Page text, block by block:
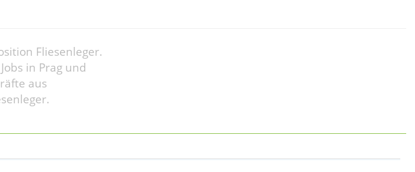
Fliesenleger.
in Prag und
aus